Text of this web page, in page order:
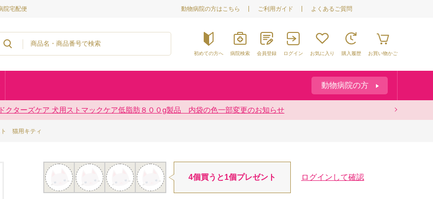
院宅配便 動物病院の方はこちら ご利用ガイド よくあるご質問
初めての方へ 病院検索 会員登録 ログイン お気に入り 購入履歴 お買い物かご
動物病院の方
熊本県熊本地方を震源とする地震の影響によるお荷物のお届けについて
クターズケア 犬用ストマックケア低脂肪８００g製品 内袋の色一部変更のお知らせ
2026/7/16 お盆の配送について
12/2 「カスタマーハラスメントに対する基本方針」に関するお知らせ
ト 猫用キティ
4個買うと1個プレゼント ログインして確認